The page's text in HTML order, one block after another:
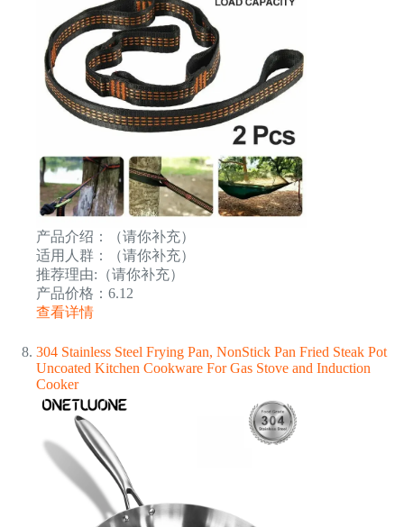
产品介绍：（请你补充）
适用人群：（请你补充）
推荐理由:（请你补充）
产品价格：6.12
查看详情
304 Stainless Steel Frying Pan, NonStick Pan Fried Steak Pot
Uncoated Kitchen Cookware For Gas Stove and Induction
Cooker